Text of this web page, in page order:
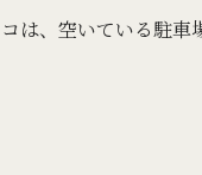
は、空いている駐車